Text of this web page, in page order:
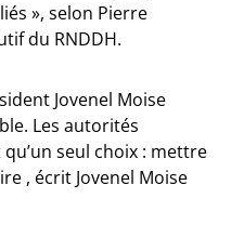
», selon Pierre
du RNDDH.
Jovenel Moise
Les autorités
seul choix : mettre
, écrit Jovenel Moise